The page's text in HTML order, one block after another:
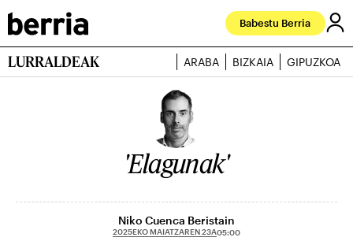
Babestu Berria
LURRALDEAK ARABA BIZKAIA GIPUZKOA
'Elagunak'
Niko Cuenca Beristain
2025EKO MAIATZAREN 23A05:00